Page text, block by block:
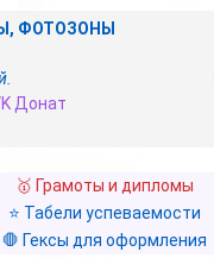
ФОТОЗОНЫ
Донат
🥇 Грамоты и дипломы
⭐ Табели успеваемости
🛑 Гексы для оформления